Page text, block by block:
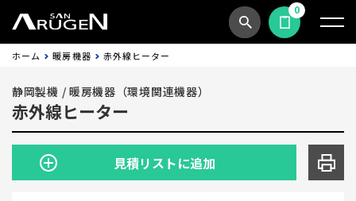
商品検索見積依頼する
0
ホーム 暖房機器 赤外線ヒーター
静岡製機 / 暖房機器（環境関連機器）
赤外線ヒーター
見積リストに追加